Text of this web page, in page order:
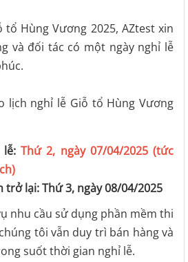
tổ Hùng Vương 2025, AZtest xin
và đối tác có một ngày nghỉ lễ
lịch nghỉ lễ Giỗ tổ Hùng Vương
lễ: Thứ 2, ngày 07/04/2025 (tức
trở lại: Thứ 3, ngày 08/04/2025
nhu cầu sử dụng phần mềm thi
tôi vẫn duy trì bán hàng và
suốt thời gian nghỉ lễ.